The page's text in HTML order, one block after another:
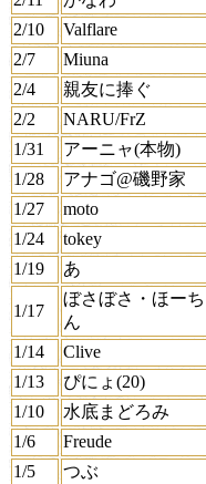
2/10
Valflare
2/7
Miuna
2/4
親友に捧ぐ
2/2
NARU/FrZ
1/31
アーニャ(本物)
1/28
アナゴ@磯野家
1/27
moto
1/24
tokey
1/19
あ
1/17
ぼさぼさ・ほー
ん
1/14 Clive
1/13
ぴにょ(20)
1/10
水底まどろみ
1/6
Freude
1/5
つぶ